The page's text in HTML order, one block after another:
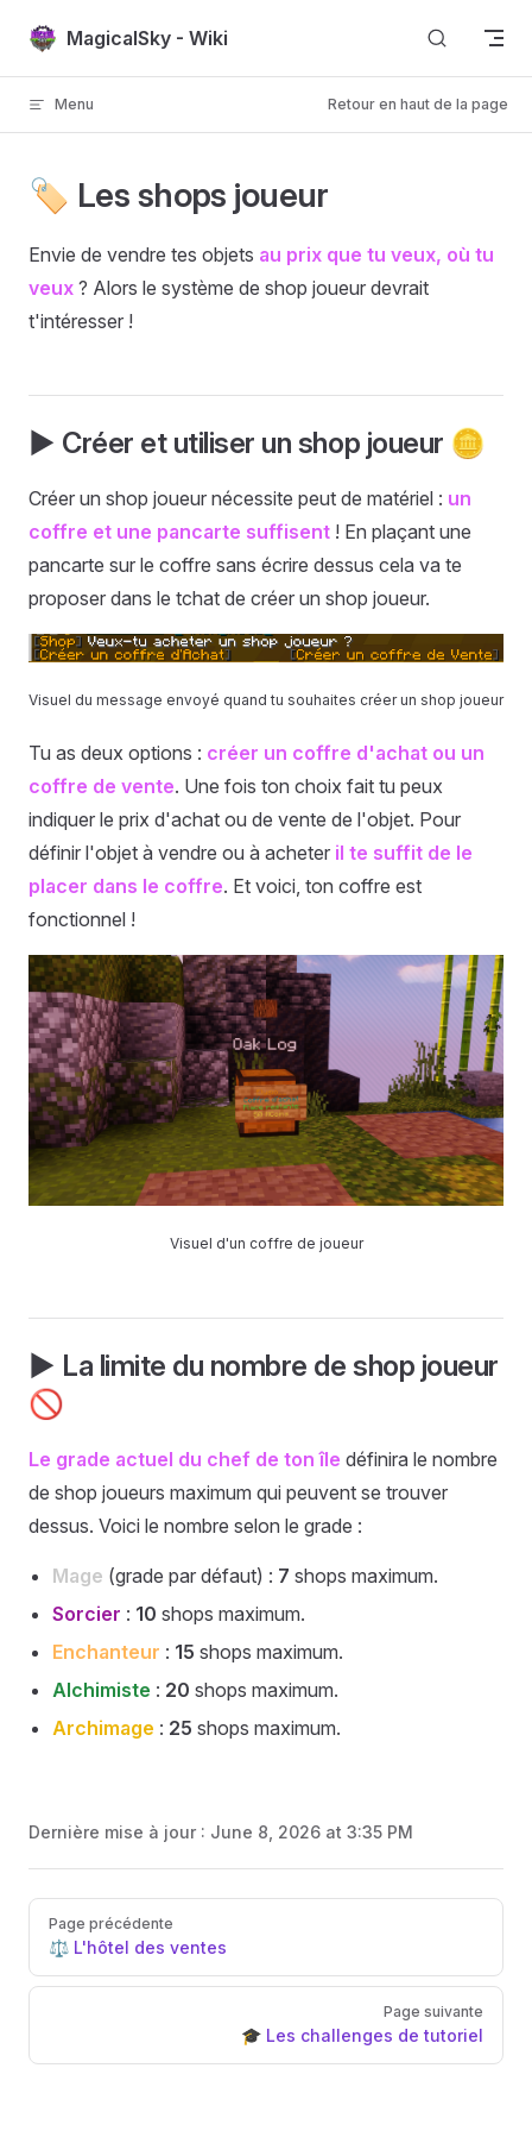
Passer au contenu
MagicalSky - Wiki
Menu Retour en haut de la page
🏷️ Les shops joueur
Envie de vendre tes objets au prix que tu veux, où tu
veux ? Alors le système de shop joueur devrait
t'intéresser !
▶️ Créer et utiliser un shop joueur 🪙
Créer un shop joueur nécessite peut de matériel : un
coffre et une pancarte suffisent ! En plaçant une
pancarte sur le coffre sans écrire dessus cela va te
proposer dans le tchat de créer un shop joueur.
Visuel du message envoyé quand tu souhaites créer un shop joueur
Tu as deux options : créer un coffre d'achat ou un
coffre de vente. Une fois ton choix fait tu peux
indiquer le prix d'achat ou de vente de l'objet. Pour
définir l'objet à vendre ou à acheter il te suffit de le
placer dans le coffre. Et voici, ton coffre est
fonctionnel !
Visuel d'un coffre de joueur
▶️ La limite du nombre de shop joueur
🚫
Le grade actuel du chef de ton île définira le nombre
de shop joueurs maximum qui peuvent se trouver
dessus. Voici le nombre selon le grade :
Mage (grade par défaut) : 7 shops maximum.
Sorcier : 10 shops maximum.
Enchanteur : 15 shops maximum.
Alchimiste : 20 shops maximum.
Archimage : 25 shops maximum.
Dernière mise à jour : June 8, 2026 at 3:35 PM
PagerPage précédente
⚖️ L'hôtel des ventes
Page suivante
🎓 Les challenges de tutoriel